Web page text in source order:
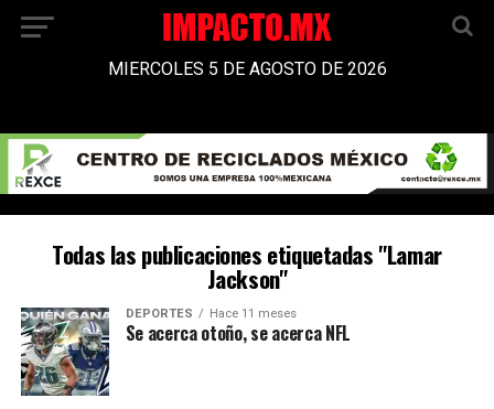
MIERCOLES 5 DE AGOSTO DE 2026
Todas las publicaciones etiquetadas "Lamar
Jackson"
DEPORTES Hace 11 meses
Se acerca otoño, se acerca NFL